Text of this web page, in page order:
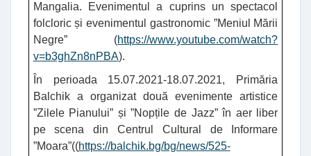
Mangalia. Evenimentul a cuprins un spectacol
folcloric și evenimentul gastronomic ”Meniul Mării
Negre” (https://www.youtube.com/watch?
v=b3ghZn8nPBA).
În perioada 15.07.2021-18.07.2021, Primăria
Balchik a organizat două evenimente artistice
”Zilele Pianului” și ”Nopțile de Jazz” în aer liber
pe scena din Centrul Cultural de Informare
”Moara”((https://balchik.bg/bg/news/525-